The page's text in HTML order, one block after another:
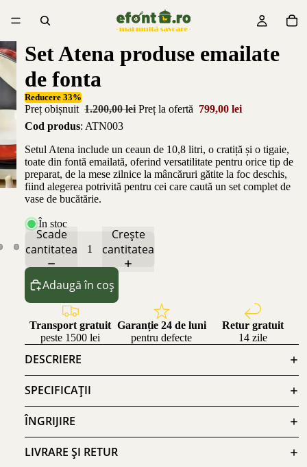
Set Atena produse emailate
de fonta
Reducere 33%
Preț obișnuit 1.200,00 lei Preț la ofertă 799,00 lei
Cod produs: ATN003
Setul Atena include un ceaun de 10,8 litri, o cratiță și o tigaie,
toate din fontă emailată, oferind versatilitate pentru orice tip de
preparat, de la mese zilnice la mâncăruri gătite la foc deschis,
fiind alegerea potrivită pentru cei care caută un set complet de
vase de bucătărie.
În stoc
Scade
cantitatea
Crește
cantitatea
Adaugă în coș
Transport gratuit
peste 1500 lei
Garanție 24 de luni
pentru defecte
Retur gratuit
14 zile
DESCRIERE
SPECIFICAȚII
ÎNGRIJIRE
LIVRARE ȘI RETUR